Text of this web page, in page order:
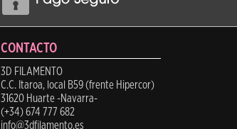
CONTACTO
3D FILAMENTO
C.C. Itaroa, local B59 (frente Hipercor)
31620 Huarte -Navarra-
(+34) 674 777 682
info@3dfilamento.es